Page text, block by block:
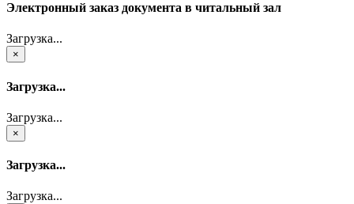
Электронный заказ документа в читальный зал
Загрузка...
×
Загрузка...
Загрузка...
×
Загрузка...
Загрузка...